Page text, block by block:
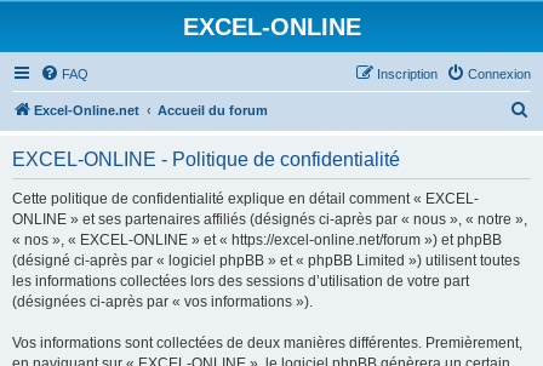
EXCEL-ONLINE
FAQ Connexion
Inscription
Excel-Online.net Accueil du forum
EXCEL-ONLINE - Politique de confidentialité
Cette politique de confidentialité explique en détail comment « EXCEL-
ONLINE » et ses partenaires affiliés (désignés ci-après par « nous », « notre »,
« nos », « EXCEL-ONLINE » et « https://excel-online.net/forum ») et phpBB
(désigné ci-après par « logiciel phpBB » et « phpBB Limited ») utilisent toutes
les informations collectées lors des sessions d’utilisation de votre part
(désignées ci-après par « vos informations »).
Vos informations sont collectées de deux manières différentes. Premièrement,